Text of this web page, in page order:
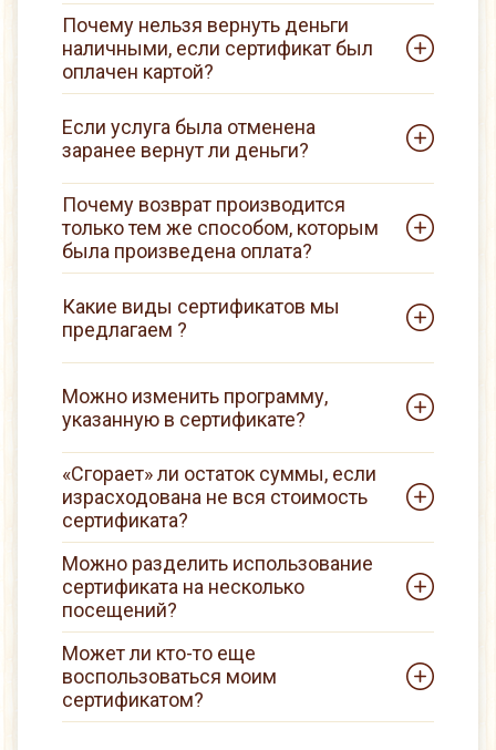
Почему нельзя вернуть деньги
наличными, если сертификат был
оплачен картой?
Если услуга была отменена
заранее вернут ли деньги?
Почему возврат производится
только тем же способом, которым
была произведена оплата?
Какие виды сертификатов мы
предлагаем ?
Можно изменить программу,
указанную в сертификате?
«Сгорает» ли остаток суммы, если
израсходована не вся стоимость
сертификата?
Можно разделить использование
сертификата на несколько
посещений?
Может ли кто-то еще
воспользоваться моим
сертификатом?